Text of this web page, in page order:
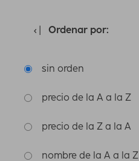
Ordenar por:
sin orden
precio de la A a la Z
precio de la Z a la A
nombre de la A a la Z